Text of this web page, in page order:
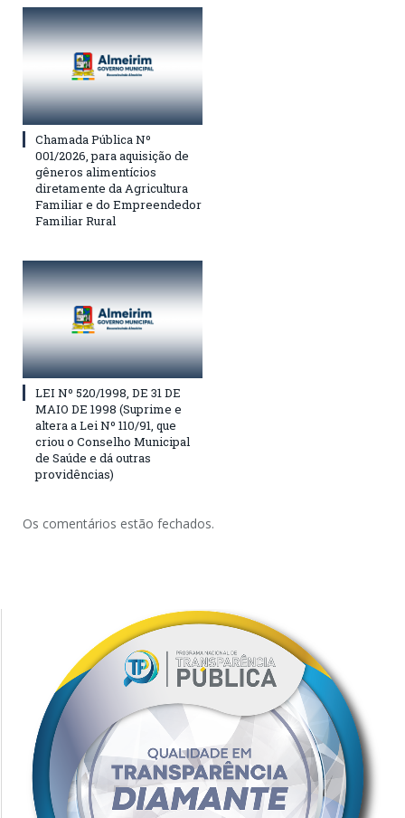
Chamada Pública Nº
001/2026, para aquisição de
gêneros alimentícios
diretamente da Agricultura
Familiar e do Empreendedor
Familiar Rural
LEI Nº 520/1998, DE 31 DE
MAIO DE 1998 (Suprime e
altera a Lei Nº 110/91, que
criou o Conselho Municipal
de Saúde e dá outras
providências)
Os comentários estão fechados.